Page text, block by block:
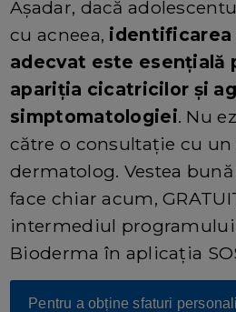
Așadar, dacă
cu acneea, identificarea
adecvat este esențială
apariția cicatricilor și
simptomatologiei. Nu
către o consultație cu
dermatolog. Vestea
face chiar acum,
intermediul programului
Bioderma în aplicația
Pentru a obține sfaturi